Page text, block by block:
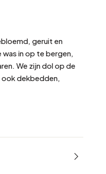
geruit en
in op te bergen,
We zijn dol op de
dekbedden,